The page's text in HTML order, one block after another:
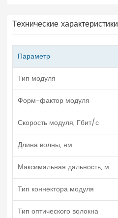
Технические характеристики
Параметр
Тип модуля
Форм-фактор модуля
Скорость модуля, Гбит/с
Длина волны, нм
Максимальная дальность, м
Тип коннектора модуля
Тип оптического волокна